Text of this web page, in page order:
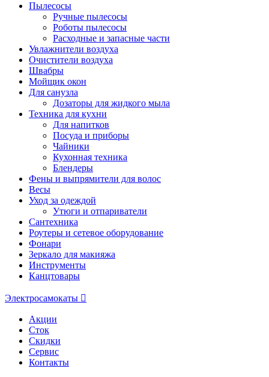
Пылесосы
Ручные пылесосы
Роботы пылесосы
Расходные и запасные части
Увлажнители воздуха
Очистители воздуха
Швабры
Мойщик окон
Для санузла
Дозаторы для жидкого мыла
Техника для кухни
Для напитков
Посуда и приборы
Чайники
Кухонная техника
Блендеры
Фены и выпрямители для волос
Весы
Уход за одеждой
Утюги и отпариватели
Сантехника
Роутеры и сетевое оборудование
Фонари
Зеркало для макияжа
Инструменты
Канцтовары
Электросамокаты
Акции
Сток
Скидки
Сервис
Контакты